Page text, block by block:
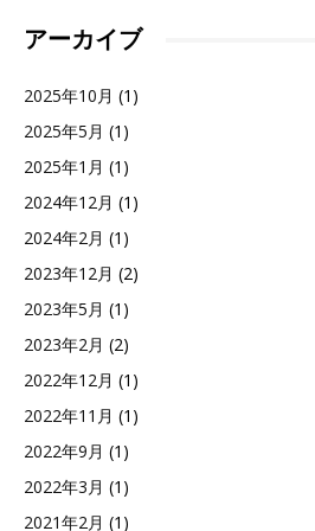
アーカイブ
2025年10月 (1)
2025年5月 (1)
2025年1月 (1)
2024年12月 (1)
2024年2月 (1)
2023年12月 (2)
2023年5月 (1)
2023年2月 (2)
2022年12月 (1)
2022年11月 (1)
2022年9月 (1)
2022年3月 (1)
2021年2月 (1)